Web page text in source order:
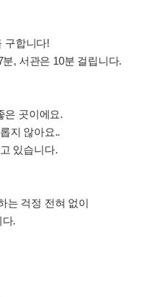
구합니다!
, 서관은 10분 걸립니다.
은 곳이에요.
지 않아요..
있습니다.
는 걱정 전혀 없이
.